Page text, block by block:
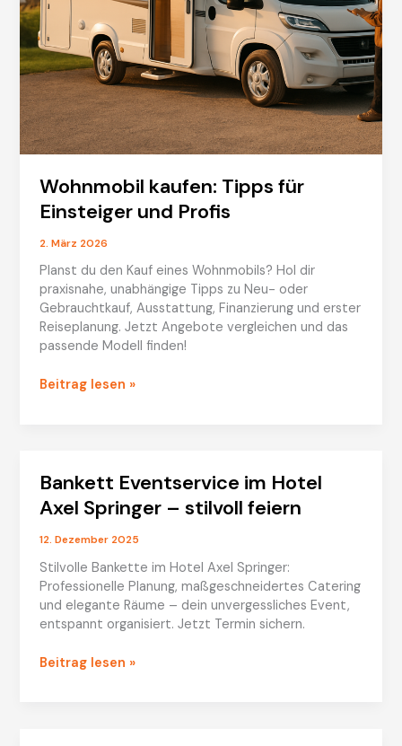
Wohnmobil kaufen: Tipps für
Einsteiger und Profis
2. März 2026
Planst du den Kauf eines Wohnmobils? Hol dir
praxisnahe, unabhängige Tipps zu Neu- oder
Gebrauchtkauf, Ausstattung, Finanzierung und erster
Reiseplanung. Jetzt Angebote vergleichen und das
passende Modell finden!
Wohnmobil
und
Profis
Beitrag lesen »
Bankett Eventservice im Hotel
Axel Springer – stilvoll feiern
12. Dezember 2025
Stilvolle Bankette im Hotel Axel Springer:
Professionelle Planung, maßgeschneidertes Catering
und elegante Räume – dein unvergessliches Event,
entspannt organisiert. Jetzt Termin sichern.
Bankett
Beitrag lesen »